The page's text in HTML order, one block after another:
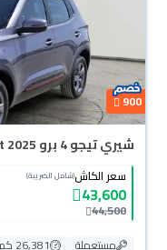
900
شيري تيجو 4 برو Comfort 2025
سعر الكاش(شامل الضريبة)
43,600
44,500
مستعملة 26,381 كم